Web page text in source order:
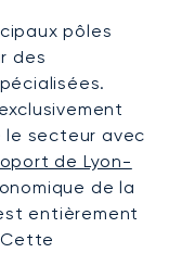
pôles
des
le secteur avec
de Lyon-
de la
entièrement